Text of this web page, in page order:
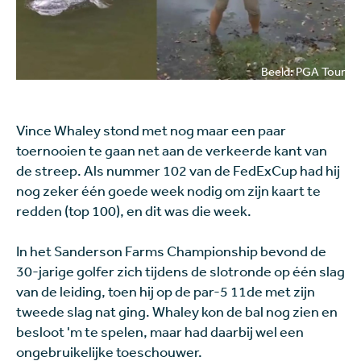
Beeld: PGA Tour
Vince Whaley stond met nog maar een paar
toernooien te gaan net aan de verkeerde kant van
de streep. Als nummer 102 van de FedExCup had hij
nog zeker één goede week nodig om zijn kaart te
redden (top 100), en dit was die week.
In het Sanderson Farms Championship bevond de
30-jarige golfer zich tijdens de slotronde op één slag
van de leiding, toen hij op de par-5 11de met zijn
tweede slag nat ging. Whaley kon de bal nog zien en
besloot 'm te spelen, maar had daarbij wel een
ongebruikelijke toeschouwer.